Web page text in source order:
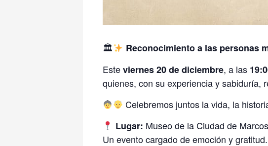
🏛 Reconocimiento a las personas
Esteviernes 20 de diciembre, a las
quienes, con su experiencia y sabiduría,
Celebremos juntos la vida, la
Lugar: Museo de la Ciudad de
Un evento cargado de emoción y